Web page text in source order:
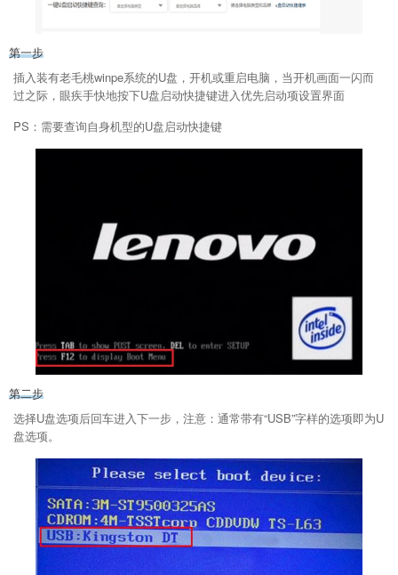
第一步
插入装有老毛桃winpe系统的U盘，开机或重启电脑，当开机画面一闪而
过之际，眼疾手快地按下U盘启动快捷键进入优先启动项设置界面
PS：需要查询自身机型的U盘启动快捷键
第二步
选择U盘选项后回车进入下一步，注意：通常带有“USB”字样的选项即为U
盘选项。